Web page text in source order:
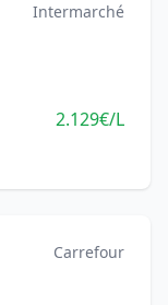
Intermarché
2.129€/L
Carrefour